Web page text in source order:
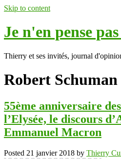
Skip to content
Je n'en pense
Thierry et ses invités, journal
Robert Schuman
55ème anniversaire
l’Elysée, le discours
Emmanuel Macron
Posted 21 janvier 2018 by Thierry